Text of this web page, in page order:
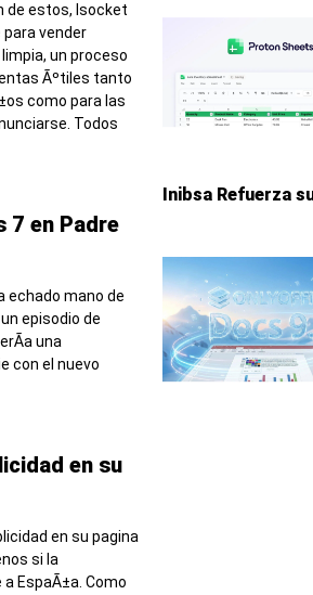
de estos, Isocket
vender
un proceso
Ãºtiles tanto
como para las
Todos
7 en Padre
echado mano de
episodio de
una
con el nuevo
en su
en su pagina
si la
EspaÃ±a. Como
Inibsa Refuerza